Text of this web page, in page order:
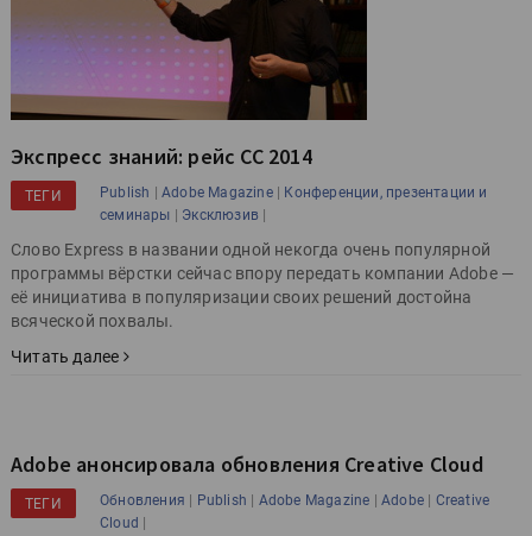
Экспресс знаний: рейс СС 2014
ТЕГИ Publish |Adobe Magazine| Конференции, презентации и
семинары | Эксклюзив |
Слово Express в названии одной некогда очень популярной
программы вёрстки сейчас впору передать компании Adobe —
её инициатива в популяризации своих решений достойна
всяческой похвалы.
Читать далее
Adobe анонсировала обновления Creative Cloud
ТЕГИ Обновления | Publish | Adobe Magazine |Adobe | Creative
Cloud |